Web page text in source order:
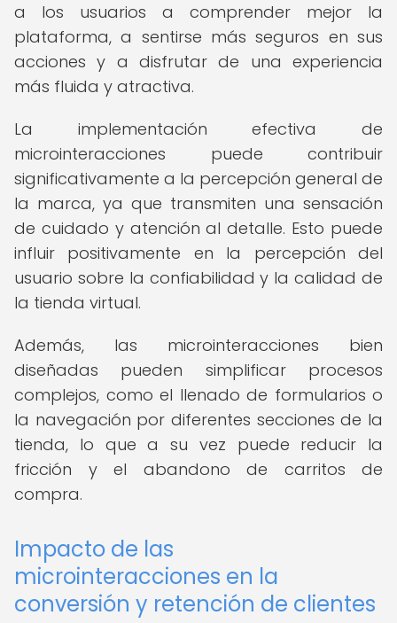
a los usuarios a comprender mejor la
plataforma, a sentirse más seguros en sus
acciones y a disfrutar de una experiencia
más fluida y atractiva.
La implementación efectiva de
microinteracciones puede contribuir
significativamente a la percepción general de
la marca, ya que transmiten una sensación
de cuidado y atención al detalle. Esto puede
influir positivamente en la percepción del
usuario sobre la confiabilidad y la calidad de
la tienda virtual.
Además, las microinteracciones bien
diseñadas pueden simplificar procesos
complejos, como el llenado de formularios o
la navegación por diferentes secciones de la
tienda, lo que a su vez puede reducir la
fricción y el abandono de carritos de
compra.
Impacto de las
microinteracciones en la
conversión y retención de clientes